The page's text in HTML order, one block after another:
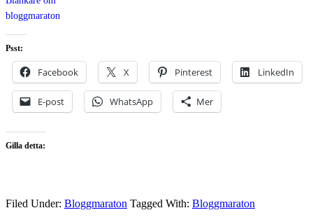
bloggmaraton
Psst:
Facebook X Pinterest LinkedIn
E-post WhatsApp Mer
Gilla detta:
Filed Under: Bloggmaraton Tagged With: Bloggmaraton